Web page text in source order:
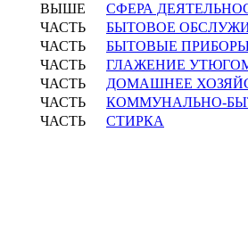
ВЫШЕ
СФЕРА
ЧАСТЬ
БЫТОВОЕ
ЧАСТЬ
БЫТОВЫЕ
ЧАСТЬ
ГЛАЖЕНИЕ
ЧАСТЬ
ДОМАШНЕЕ
ЧАСТЬ
КОММУНАЛЬНО-
ЧАСТЬ
СТИРКА